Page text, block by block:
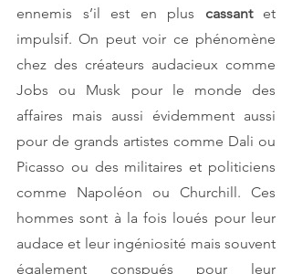
ennemis s’il est en plus cassant et
impulsif. On peut voir ce phénomène
chez des créateurs audacieux comme
Jobs ou Musk pour le monde des
affaires mais aussi évidemment aussi
pour de grands artistes comme Dali ou
Picasso ou des militaires et politiciens
comme Napoléon ou Churchill. Ces
hommes sont à la fois loués pour leur
audace et leur ingéniosité mais souvent